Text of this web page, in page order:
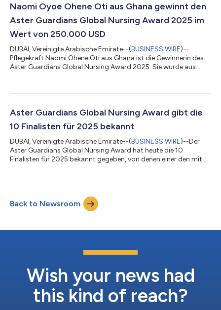
250.000 US-Dollar ausgezeichnet. Aster hat Ernst & Young LLP
als „Prozessberater“ für den Preis bea...
Naomi Oyoe Ohene Oti aus Ghana gewinnt den
Aster Guardians Global Nursing Award 2025 im
Wert von 250.000 USD
DUBAI, Vereinigte Arabische Emirate--(BUSINESS WIRE)--
Pflegekraft Naomi Ohene Oti aus Ghana ist die Gewinnerin des
Aster Guardians Global Nursing Award 2025. Sie wurde aus
am National Radiotherapy Oncology and Nuclear Medicine
repräsentativen Zeremonie in Dubai, VAE, mit 250.000 USD
ausgezeichnet. Der Aster Guardians Global Nursing...
Aster Guardians Global Nursing Award gibt die
10 Finalisten für 2025 bekannt
DUBAI, Vereinigte Arabische Emirate--(BUSINESS WIRE)--Der
Aster Guardians Global Nursing Award hat heute die 10
Finalisten für 2025 bekannt gegeben, von denen einer den mit
Die Auswahl erfolgte nach einem strengen Bewertungsverfahren
unter der Leitung einer renommierten Fachjury und einer Grand
Jury. Der gesamte Prozess...
Back to Newsroom
Wish your news had
this kind of reach?